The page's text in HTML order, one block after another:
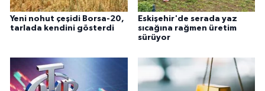
Yeni nohut çeşidi Borsa-20,
tarlada kendini gösterdi
Eskişehir'de serada yaz
sıcağına rağmen üretim
sürüyor